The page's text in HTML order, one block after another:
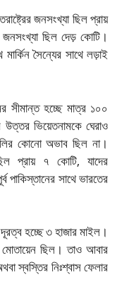
জনসংখ্যা ছিল প্রায়
ছিল দেড় কোটি।
সৈন্যের সাথে লড়াই
সীমান্ত হচ্ছে মাত্র ১০০
উত্তর ভিয়েতনামকে ঘেরাও
কোনো অভাব ছিল না।
প্রায় ৭ কোটি, যাদের
পাকিস্তানের সাথে ভারতের
দূরত্ব হচ্ছে ৩ হাজার মাইল।
মোতায়েন ছিল। তাও আবার
স্বস্তির নিঃশ্বাস ফেলার